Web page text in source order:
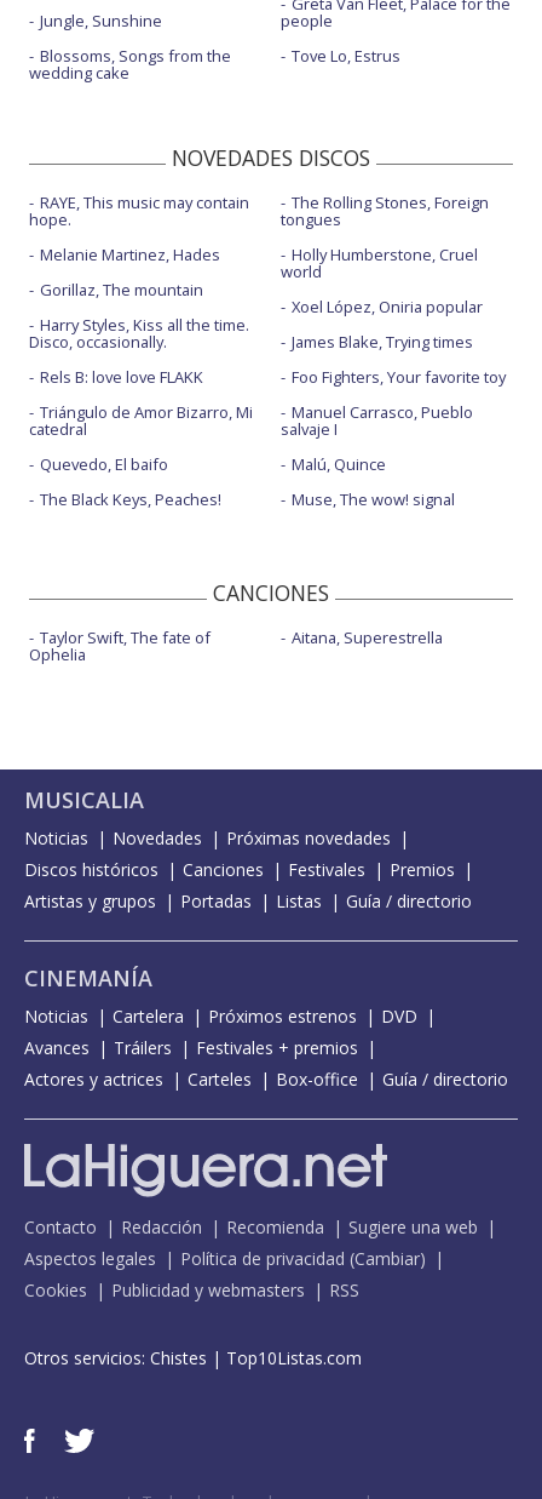
Jungle, Sunshine
Blossoms, Songs from the
wedding cake
people
Tove Lo, Estrus
NOVEDADES DISCOS
RAYE, This music may contain
hope.
Melanie Martinez, Hades
Gorillaz, The mountain
Harry Styles, Kiss all the time.
Disco, occasionally.
Rels B: love love FLAKK
Triángulo de Amor Bizarro, Mi
catedral
Quevedo, El baifo
The Black Keys, Peaches!
The Rolling Stones, Foreign
tongues
Holly Humberstone, Cruel
world
Xoel López, Oniria popular
James Blake, Trying times
Foo Fighters, Your favorite toy
Manuel Carrasco, Pueblo
salvaje I
Malú, Quince
Muse, The wow! signal
CANCIONES
Taylor Swift, The fate of
Ophelia
Aitana, Superestrella
MUSICALIA
Noticias Novedades
Próximas novedades
Discos históricos
Canciones Festivales
Premios
Artistas y grupos
Portadas Listas Guía / directorio
CINEMANÍA
Noticias Cartelera Próximos estrenos
DVD
Avances
Tráilers
Festivales + premios
Actores y actrices
Carteles Box-office Guía / directorio
Contacto Redacción Recomienda
Sugiere una web
Aspectos legales
Política de privacidad (Cambiar)
Cookies
Publicidad y webmasters RSS
Otros servicios: Chistes | Top10Listas.com